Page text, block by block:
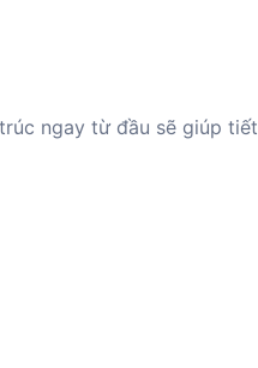
ngay từ đầu sẽ giúp tiết